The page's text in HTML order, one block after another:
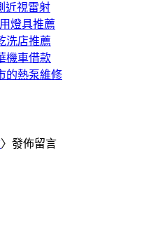
近視雷射
燈具推薦
洗店推薦
機車借款
的熱泵維修
〉發佈留言